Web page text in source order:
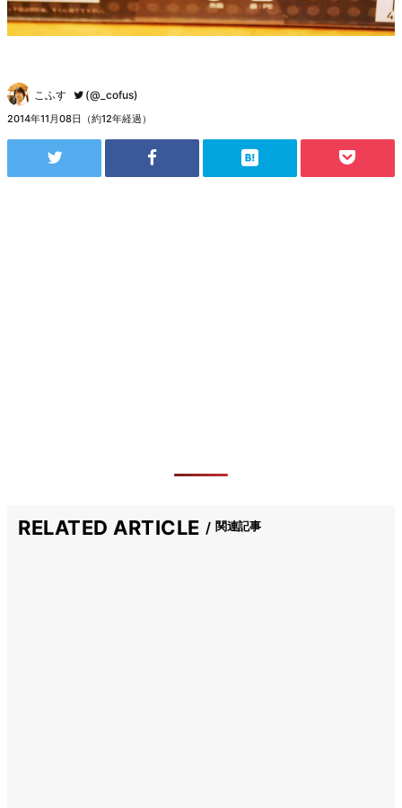
こふす (@_cofus)
2014年11月08日（約12年経過）
RELATED ARTICLE 関連記事